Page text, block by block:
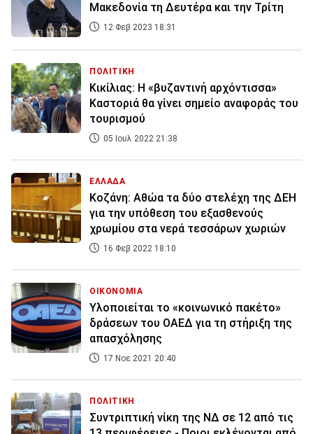
Μακεδονία τη Δευτέρα και την Τρίτη
12 Φεβ 2023 18:31
ΠΟΛΙΤΙΚΗ
Κικίλιας: Η «βυζαντινή αρχόντισσα»
Καστοριά θα γίνει σημείο αναφοράς του
τουρισμού
05 Ιουλ 2022 21:38
ΕΛΛΑΔΑ
Κοζάνη: Αθώα τα δύο στελέχη της ΔΕΗ
για την υπόθεση του εξασθενούς
χρωμίου στα νερά τεσσάρων χωριών
16 Φεβ 2022 18:10
ΟΙΚΟΝΟΜΙΑ
Yλοποιείται το «κοινωνικό πακέτο»
δράσεων του ΟΑΕΔ για τη στήριξη της
απασχόλησης
17 Νοε 2021 20:40
ΠΟΛΙΤΙΚΗ
Συντριπτική νίκη της ΝΔ σε 12 από τις